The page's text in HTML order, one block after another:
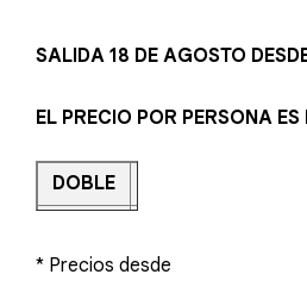
SALIDA 18 DE AGOSTO
EL PRECIO POR PERSONA
DOBLE
* Precios desde